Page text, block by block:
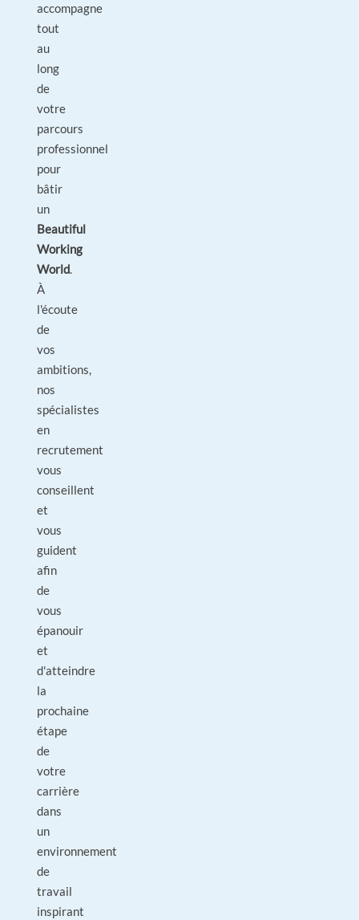
accompagne
tout
au
long
de
votre
parcours
professionnel
pour
bâtir
un
Beautiful
Working
World.
À
l'écoute
de
vos
ambitions,
nos
spécialistes
en
recrutement
vous
conseillent
et
vous
guident
afin
de
vous
épanouir
et
d'atteindre
la
prochaine
étape
de
votre
carrière
dans
un
environnement
de
travail
inspirant